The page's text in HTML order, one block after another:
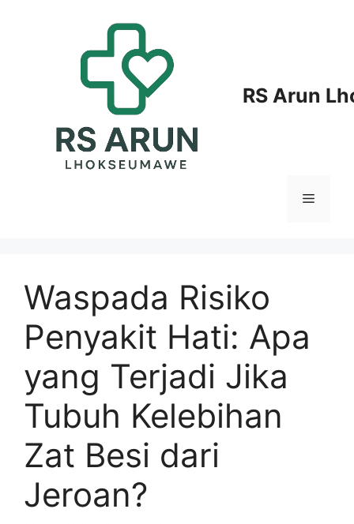
RS Arun
Menu
Waspada Risiko
Penyakit Hati: Apa
yang Terjadi Jika
Tubuh Kelebihan
Zat Besi dari
Jeroan?